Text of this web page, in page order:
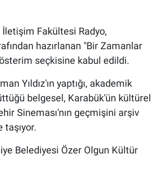
Fakültesi Radyo,
hazırlanan "Bir Zamanlar
seçkisine kabul edildi.
Yıldız'ın yaptığı, akademik
belgesel, Karabük'ün kültürel
Sineması'nın geçmişini arşiv
Belediyesi Özer Olgun Kültür